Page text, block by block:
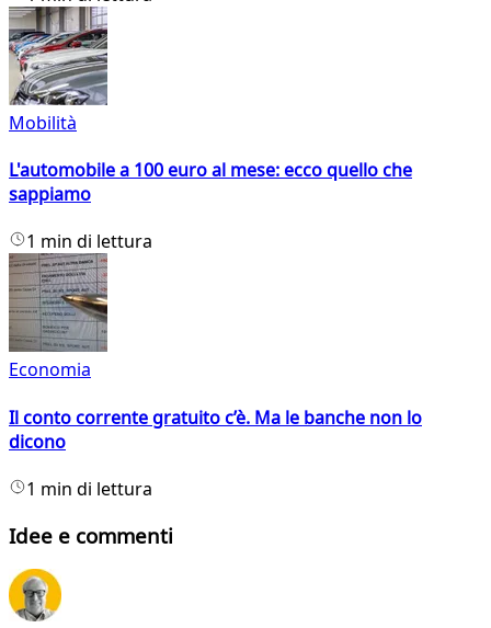
Mobilità
L'automobile a 100 euro al mese: ecco quello che
sappiamo
1 min di lettura
Economia
Il conto corrente gratuito c’è. Ma le banche non lo
dicono
1 min di lettura
Idee e commenti